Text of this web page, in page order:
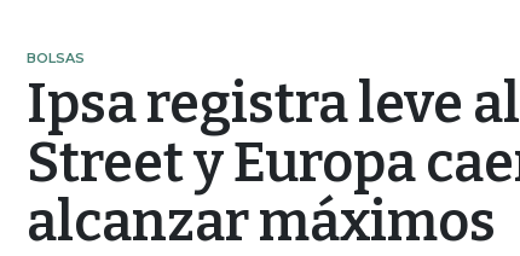
BOLSAS
Ipsa registra leve
Street y Europa
alcanzar máximos